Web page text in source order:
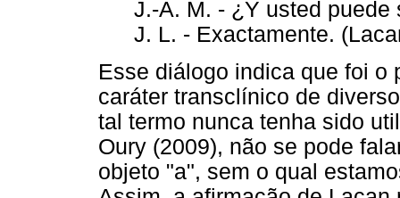
J.-A. M. - ¿Y usted
J. L. - Exactamente.
Esse diálogo indica que foi o
caráter transclínico de
tal termo nunca tenha sido
Oury (2009), não se pode
objeto "a", sem o qual